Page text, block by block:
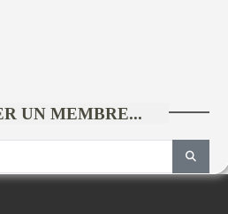
UN MEMBRE...